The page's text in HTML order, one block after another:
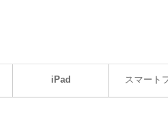
iPad スマート